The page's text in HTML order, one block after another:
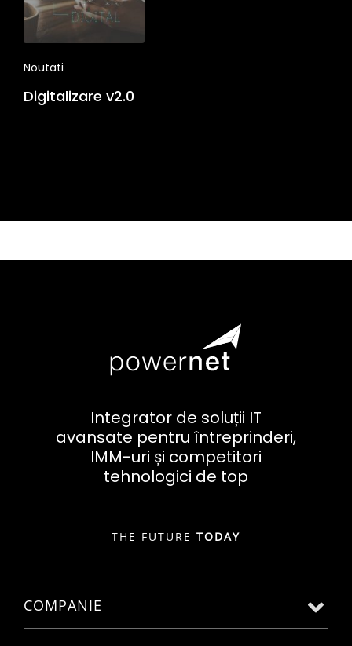
Noutati
Digitalizare v2.0
Integrator de soluții IT
avansate pentru întreprinderi,
IMM-uri și competitori
tehnologici de top
THE FUTURE TODAY
COMPANIE